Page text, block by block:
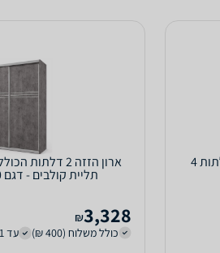
ארון שירות ראטן 182/70/48 סמ 2 דלתות 4
תליית קולבים - דגם 180-10 - new
3,328
₪
כולל משלוח (400 ₪)
עד 21 ימי עסקים